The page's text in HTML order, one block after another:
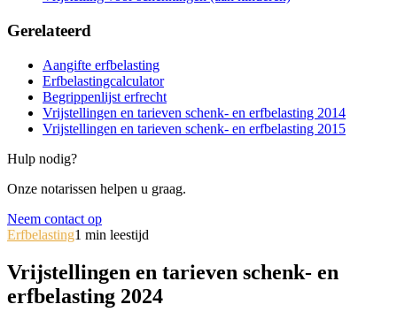
Gerelateerd
Aangifte erfbelasting
Erfbelastingcalculator
Begrippenlijst erfrecht
Vrijstellingen en tarieven schenk- en erfbelasting 2014
Vrijstellingen en tarieven schenk- en erfbelasting 2015
Hulp nodig?
Onze notarissen helpen u graag.
Neem contact op
Erfbelasting1 min leestijd
Vrijstellingen en tarieven schenk- en
erfbelasting 2024